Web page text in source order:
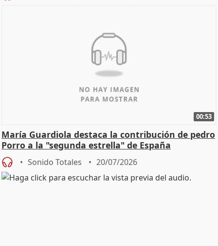
00:53
María Guardiola destaca la contribución de pedro
Porro a la "segunda estrella" de España
Sonido Totales 20/07/2026